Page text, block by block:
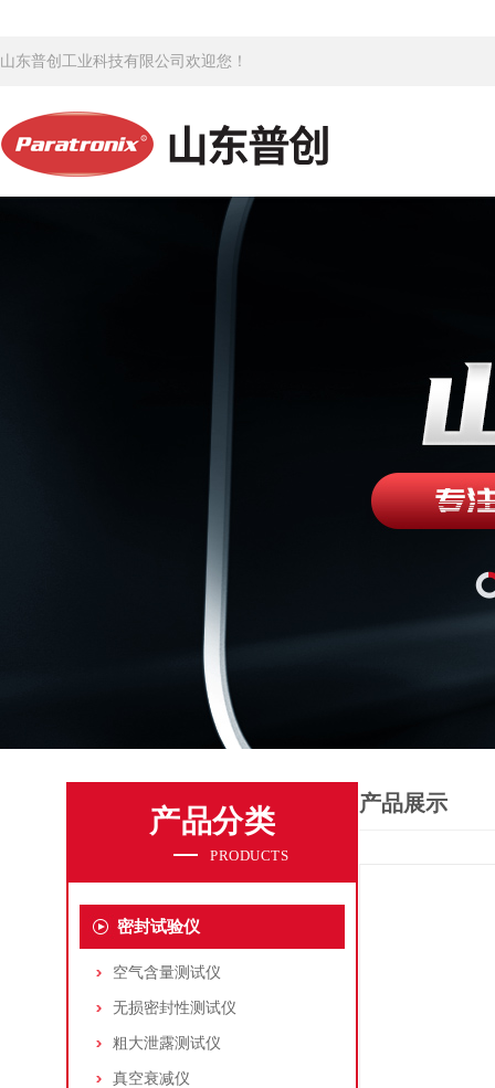
山东普创工业科技有限公司欢迎您！
产品分类
PRODUCTS
密封试验仪
空气含量测试仪
无损密封性测试仪
粗大泄露测试仪
真空衰减仪
产品展示